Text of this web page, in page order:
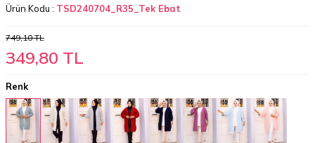
Ürün Kodu : TSD240704_R35_Tek Ebat
749,10TL
349,80 TL
Renk